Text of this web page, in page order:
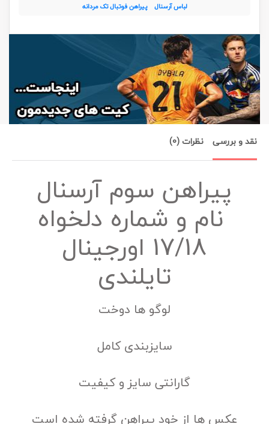
لباس آرسنال پیراهن فوتبال تک مردانه
نقد و بررسی نظرات (0)
پیراهن سوم آرسنال
نام و شماره دلخواه
17/18 اورجینال
تایلندی
لوگو ها دوخت
سایزبندی کامل
گارانتی سایز و کیفیت
عکس ها از خود پیراهن گرفته شده است